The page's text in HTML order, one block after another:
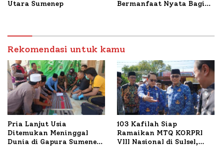
Utara Sumenep
Bermanfaat Nyata Bagi
Petelur di Desa Bataal
Timur
Rekomendasi untuk kamu
Pria Lanjut Usia
Ditemukan Meninggal
Dunia di Gapura Sumenep,
103 Kafilah Siap
Ramaikan MTQ KORPRI
VIII Nasional di Sulsel,